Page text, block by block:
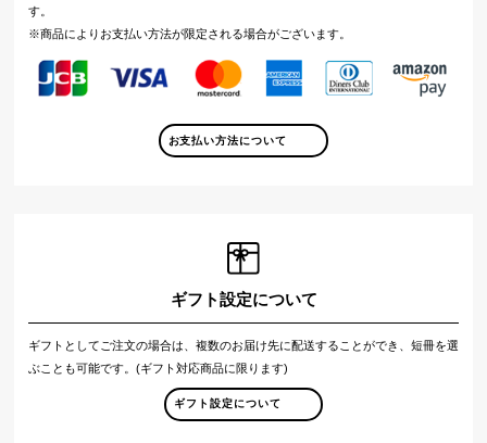
す。
※商品によりお支払い方法が限定される場合がございます。
お支払い方法について
ギフト設定について
ギフトとしてご注文の場合は、複数のお届け先に配送することができ、短冊を選
ぶことも可能です。(ギフト対応商品に限ります)
ギフト設定について